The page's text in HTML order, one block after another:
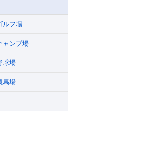
ルフ場
ャンプ場
球場
馬場